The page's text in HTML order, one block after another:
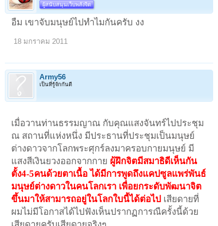
ผู้สนับสนุนเว็บพลังจิต
อืม เขาจับมนุษย์ไปทำไมกันครับ งง
18 มกราคม 2011
Army56
เป็นที่รู้จักกันดี
เมื่อวานท่านธรรมญาณ กับคุณแสงจันทร์ไปประชุม
ณ สถานที่แห่งหนึ่ง มีประธานที่ประชุมเป็นมนุษย์
ต่างดาวจากโลกพระศุกร์ลงมาครอบกายมนุษย์ มี
แสงสีเงินยวงออกจากกาย ผู้ฝึกจิตมีสมาธิดีเห็นกัน
ตั้ง4-5คนด้วยตาเนื้อ ได้มีการพูดถึงแคปซูลแพร่พันธ์
มนุษย์ต่างดาวในคนโลกเรา เพื่อยกระดับพัฒนาจิต
ขึ้นมาให้สามารถอยู่ในโลกใบนี้ได้ต่อไป เสียดายที่
ผมไม่มีโอกาสได้ไปฟังเห็นปรากฏการณืครั้งนี้ด้วย